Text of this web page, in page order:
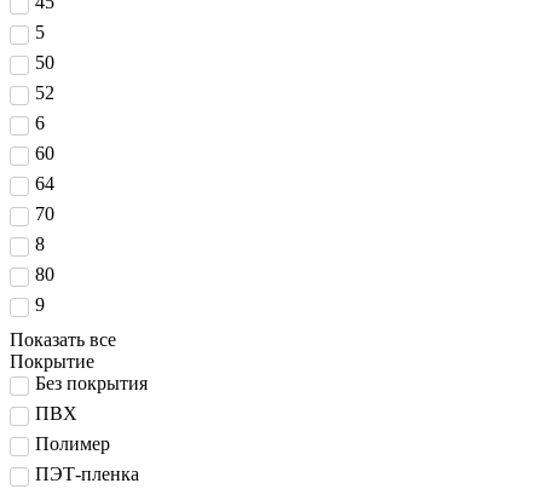
5
50
52
6
60
64
70
8
80
9
Показать все
Покрытие
Без покрытия
ПВХ
Полимер
ПЭТ-пленка